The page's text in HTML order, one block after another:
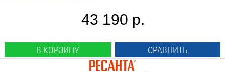
43 190 р.
В КОРЗИНУ СРАВНИТЬ